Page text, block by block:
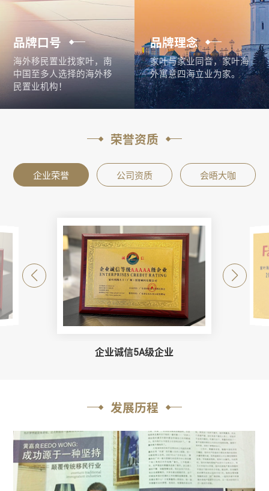
品牌口号
海外移民置业找家叶，南
中国至多人选择的海外移
民置业机构！
品牌理念
家叶与家业同音，家叶海
外寓意四海立业为家。
荣誉资质
企业荣誉 公司资质 会晤大咖
企业诚信5A级企业
瑙鲁移民项目官方授权证书
与安提瓜和巴布达参事合影
发展历程